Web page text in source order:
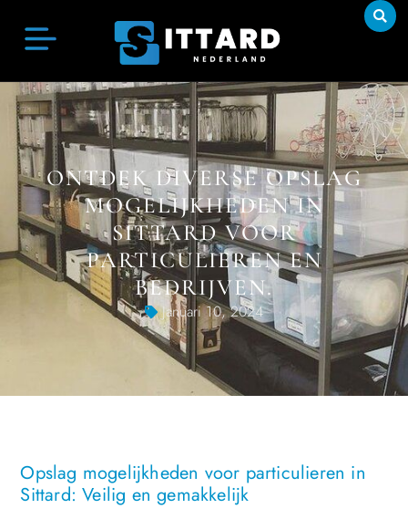
ONTDEK DIVERSE OPSLAG
MOGELIJKHEDEN IN
SITTARD VOOR
PARTICULIEREN EN
BEDRIJVEN.
Januari 10, 2024
Opslag mogelijkheden voor particulieren in
Sittard: Veilig en gemakkelijk